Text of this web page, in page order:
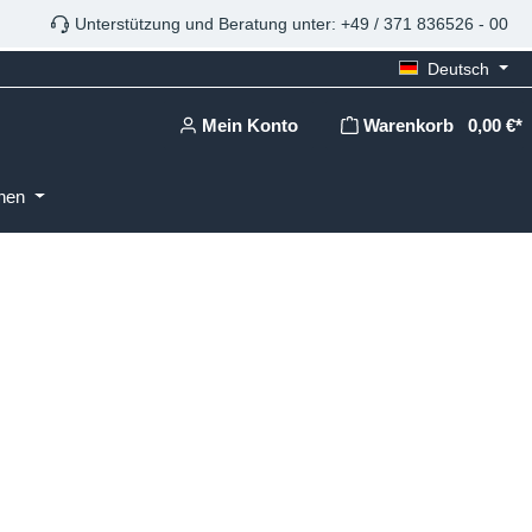
Unterstützung und Beratung unter: +49 / 371 836526 - 00
Deutsch
Mein Konto Warenkorb 0,00 €*